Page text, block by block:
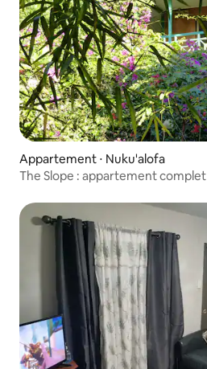
Appartement ⋅ Nuku'alofa
The Slope : appartement